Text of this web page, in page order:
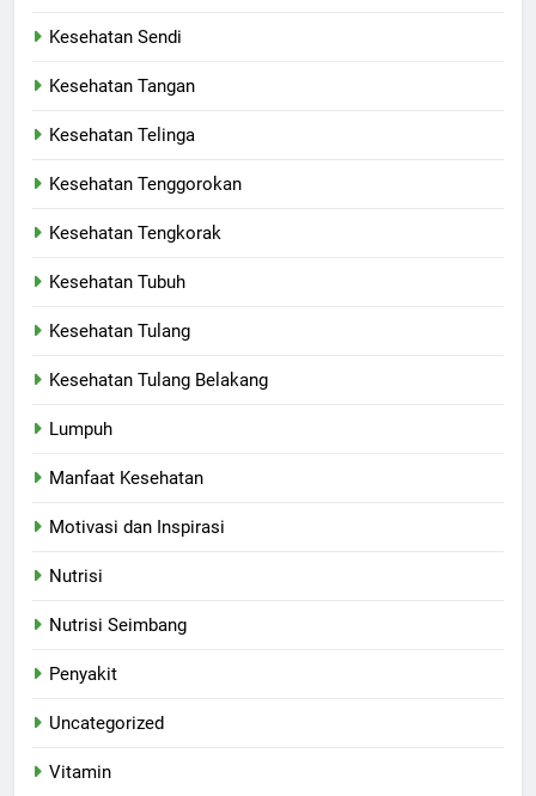
Kesehatan Sendi
Kesehatan Tangan
Kesehatan Telinga
Kesehatan Tenggorokan
Kesehatan Tengkorak
Kesehatan Tubuh
Kesehatan Tulang
Kesehatan Tulang Belakang
Lumpuh
Manfaat Kesehatan
Motivasi dan Inspirasi
Nutrisi
Nutrisi Seimbang
Penyakit
Uncategorized
Vitamin